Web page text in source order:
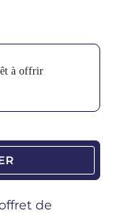
through product
à offrir
de